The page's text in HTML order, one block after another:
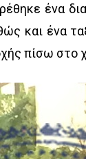
ένα
και ένα
πίσω στο